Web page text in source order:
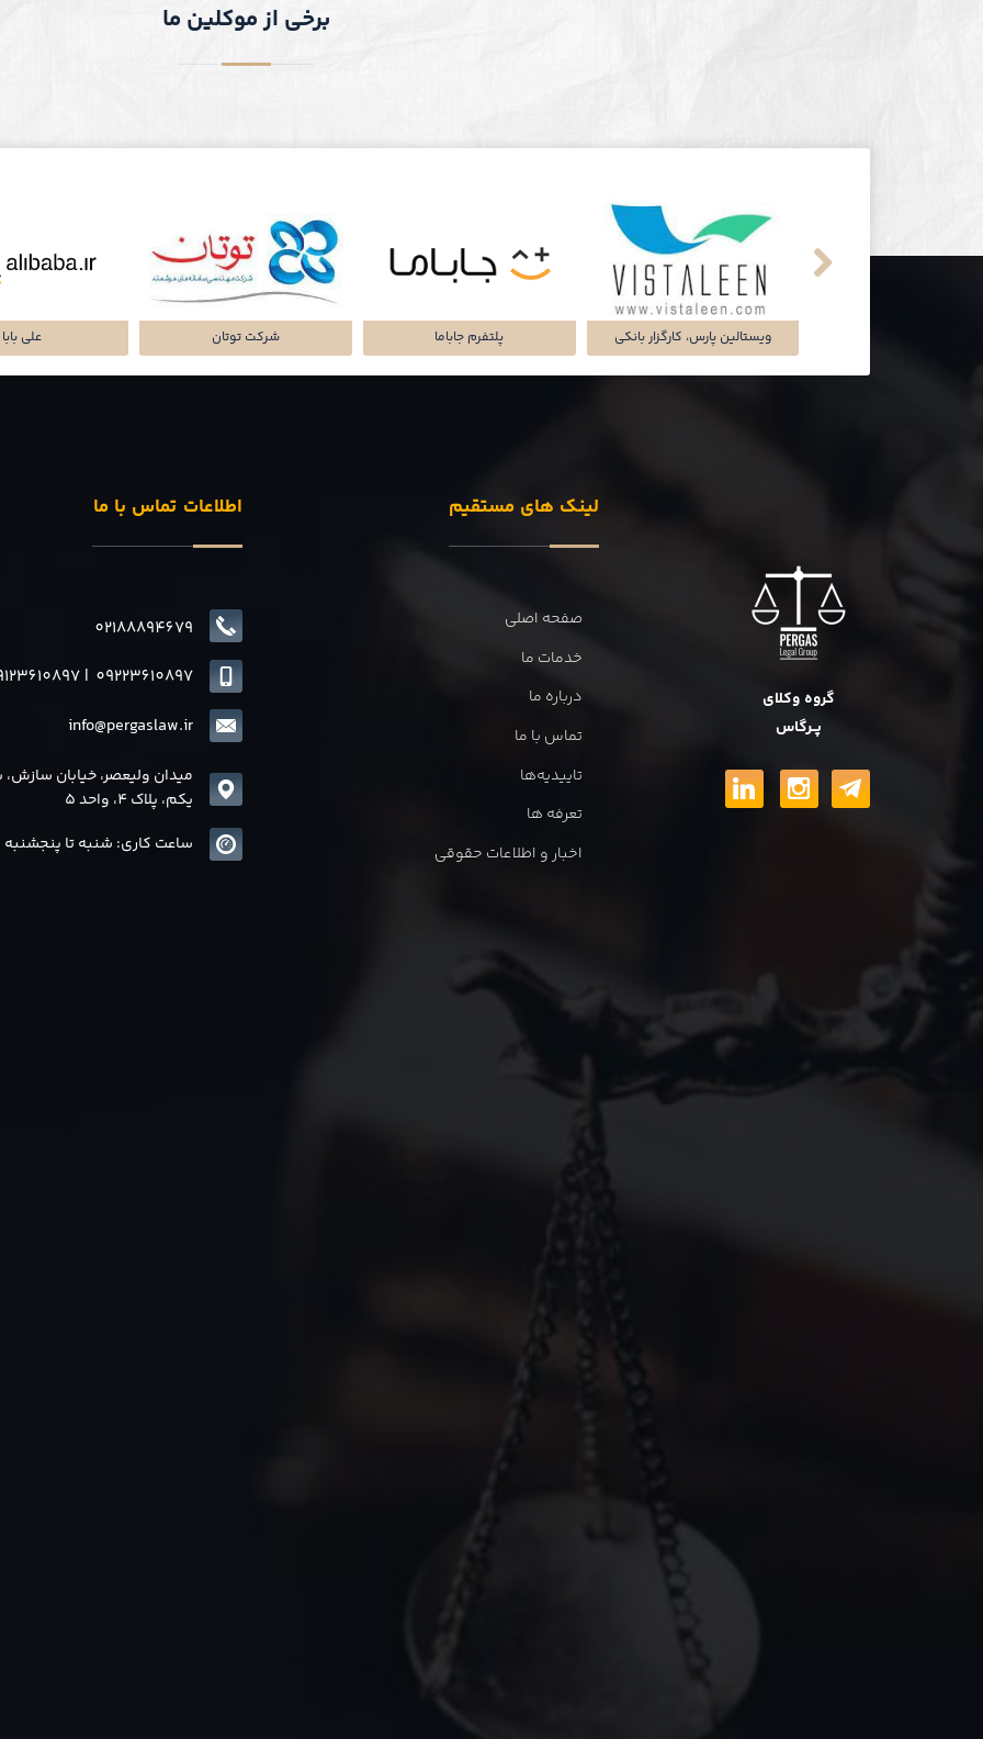
پلتفرم میاره شرکت سرمایه گذاری شرکت دلتا پرداز پرشین شرکت تجارت سگال آرتا
برخی از موکلین ما
گروه وکلای
پــرگاس
لینک های مستقیم
صفحه اصلی
خدمات ما
درباره ما
تماس با ما
تاییدیه‌ها
تعرفه ها
اخبار و اطلاعات حقوقی
اطلاعات تماس با ما
02188894679
info@pergaslaw.ir
| 09223610897
میدان ولیعصر، خیابان
یکم، پلاک 4، واحد 5
ساعت کاری: شنبه تا پنجشنبه 8 الی17